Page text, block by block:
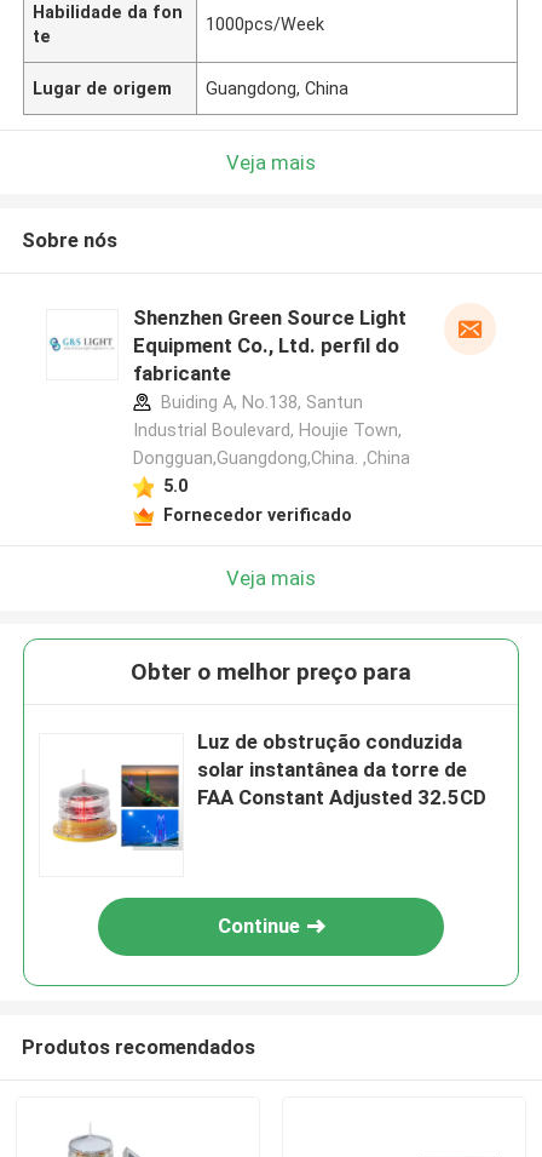
Habilidade da fon
te
1000pcs/Week
Lugar de origem Guangdong, China
Veja mais
Sobre nós
Shenzhen Green Source Light
Equipment Co., Ltd. perfil do
fabricante
Buiding A, No.138, Santun
Industrial Boulevard, Houjie Town,
Dongguan,Guangdong,China. ,China
5.0
Fornecedor verificado
Veja mais
Obter o melhor preço para
Luz de obstrução conduzida
solar instantânea da torre de
FAA Constant Adjusted 32.5CD
Continue
Produtos recomendados